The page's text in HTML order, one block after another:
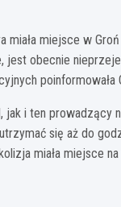
miejsce w
obecnie
jak i ten
się aż do
miała miejsce